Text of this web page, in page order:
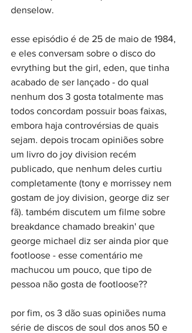
denselow.
esse episódio é de 25 de maio de 1984,
e eles conversam sobre o disco do
evrything but the girl, eden, que tinha
acabado de ser lançado - do qual
nenhum dos 3 gosta totalmente mas
todos concordam possuir boas faixas,
embora haja controvérsias de quais
sejam. depois trocam opiniões sobre
um livro do joy division recém
publicado, que nenhum deles curtiu
completamente (tony e morrissey nem
gostam de joy division, george diz ser
fã). também discutem um filme sobre
breakdance chamado breakin' que
george michael diz ser ainda pior que
footloose - esse comentário me
machucou um pouco, que tipo de
pessoa não gosta de footloose??
por fim, os 3 dão suas opiniões numa
série de discos de soul dos anos 50 e